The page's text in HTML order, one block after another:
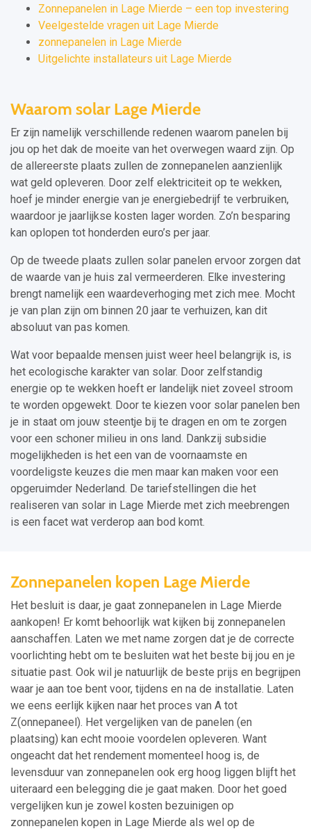
Zonnepanelen in Lage Mierde – een top investering
Veelgestelde vragen uit Lage Mierde
zonnepanelen in Lage Mierde
Uitgelichte installateurs uit Lage Mierde
Waarom solar Lage Mierde
Er zijn namelijk verschillende redenen waarom panelen bij
jou op het dak de moeite van het overwegen waard zijn. Op
de allereerste plaats zullen de zonnepanelen aanzienlijk
wat geld opleveren. Door zelf elektriciteit op te wekken,
hoef je minder energie van je energiebedrijf te verbruiken,
waardoor je jaarlijkse kosten lager worden. Zo’n besparing
kan oplopen tot honderden euro’s per jaar.
Op de tweede plaats zullen solar panelen ervoor zorgen dat
de waarde van je huis zal vermeerderen. Elke investering
brengt namelijk een waardeverhoging met zich mee. Mocht
je van plan zijn om binnen 20 jaar te verhuizen, kan dit
absoluut van pas komen.
Wat voor bepaalde mensen juist weer heel belangrijk is, is
het ecologische karakter van solar. Door zelfstandig
energie op te wekken hoeft er landelijk niet zoveel stroom
te worden opgewekt. Door te kiezen voor solar panelen ben
je in staat om jouw steentje bij te dragen en om te zorgen
voor een schoner milieu in ons land. Dankzij subsidie
mogelijkheden is het een van de voornaamste en
voordeligste keuzes die men maar kan maken voor een
opgeruimder Nederland. De tariefstellingen die het
realiseren van solar in Lage Mierde met zich meebrengen
is een facet wat verderop aan bod komt.
Zonnepanelen kopen Lage Mierde
Het besluit is daar, je gaat zonnepanelen in Lage Mierde
aankopen! Er komt behoorlijk wat kijken bij zonnepanelen
aanschaffen. Laten we met name zorgen dat je de correcte
voorlichting hebt om te besluiten wat het beste bij jou en je
situatie past. Ook wil je natuurlijk de beste prijs en begrijpen
waar je aan toe bent voor, tijdens en na de installatie. Laten
we eens eerlijk kijken naar het proces van A tot
Z(onnepaneel). Het vergelijken van de panelen (en
plaatsing) kan echt mooie voordelen opleveren. Want
ongeacht dat het rendement momenteel hoog is, de
levensduur van zonnepanelen ook erg hoog liggen blijft het
uiteraard een belegging die je gaat maken. Door het goed
vergelijken kun je zowel kosten bezuinigen op
zonnepanelen kopen in Lage Mierde als wel op de